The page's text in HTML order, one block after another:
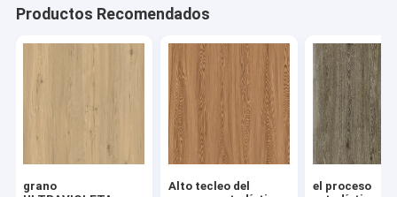
Productos Recomendados
grano
Alto tecleo del
el proceso